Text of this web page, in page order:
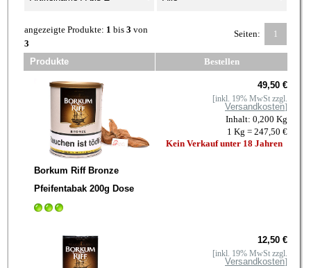
angezeigte Produkte: 1 bis 3 von
3
Seiten: 1
Produkte Bestellen
Borkum Riff Bronze
Pfeifentabak 200g Dose
49,50 €
[inkl. 19% MwSt zzgl.
Versandkosten]
Inhalt: 0,200 Kg
1 Kg = 247,50 €
Kein Verkauf unter 18 Jahren
12,50 €
[inkl. 19% MwSt zzgl.
Versandkosten]